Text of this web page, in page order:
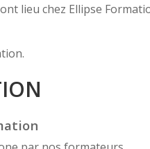
lieu chez Ellipse